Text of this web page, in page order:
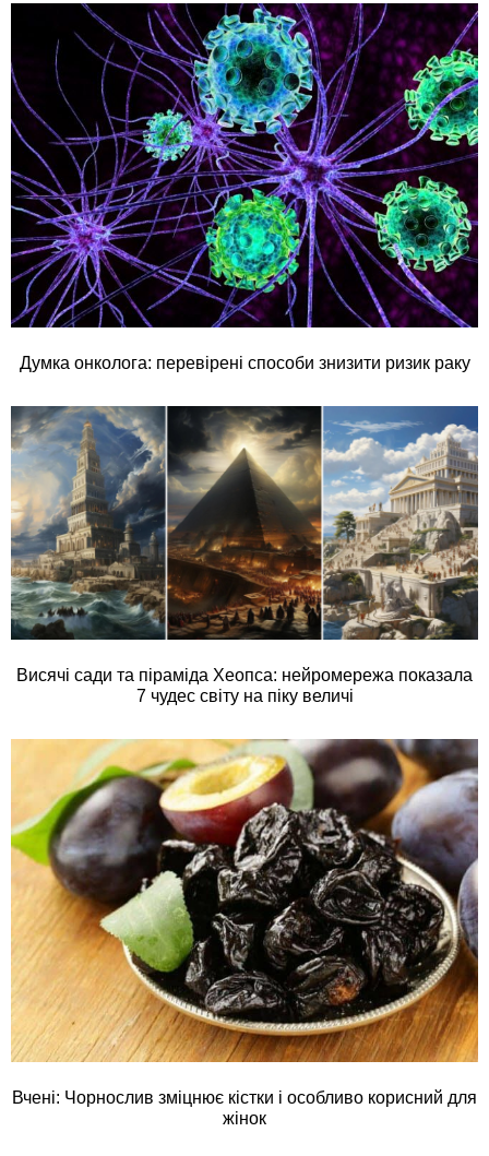
Думка онколога: перевірені способи знизити ризик раку
Висячі сади та піраміда Хеопса: нейромережа показала
7 чудес світу на піку величі
Вчені: Чорнослив зміцнює кістки і особливо корисний для
жінок